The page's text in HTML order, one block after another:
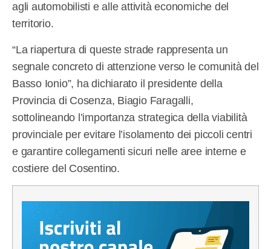
agli automobilisti e alle attività economiche del
territorio.
“La riapertura di queste strade rappresenta un
segnale concreto di attenzione verso le comunità del
Basso Ionio”, ha dichiarato il presidente della
Provincia di Cosenza, Biagio Faragalli,
sottolineando l’importanza strategica della viabilità
provinciale per evitare l’isolamento dei piccoli centri
e garantire collegamenti sicuri nelle aree interne e
costiere del Cosentino.